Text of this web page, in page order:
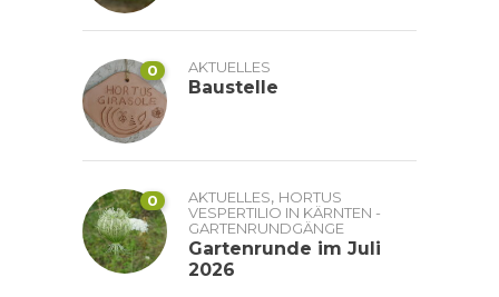
0 AKTUELLES
Baustelle
0 AKTUELLES, HORTUS
VESPERTILIO IN KÄRNTEN -
GARTENRUNDGÄNGE
Gartenrunde im Juli
2026